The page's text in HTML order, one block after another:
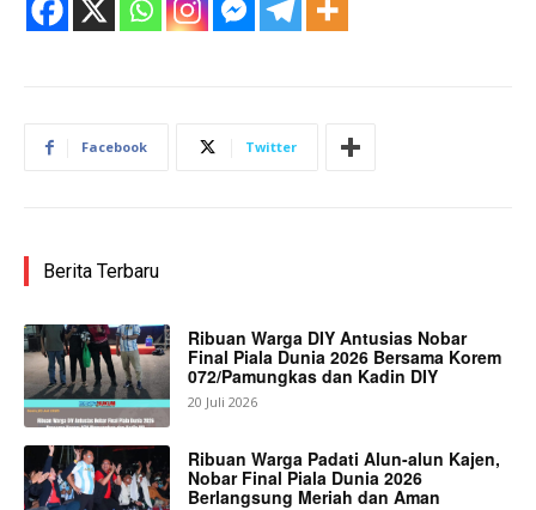
Facebook Twitter
Berita Terbaru
Ribuan Warga DIY Antusias Nobar
Final Piala Dunia 2026 Bersama Korem
072/Pamungkas dan Kadin DIY
20 Juli 2026
Ribuan Warga Padati Alun-alun Kajen,
Nobar Final Piala Dunia 2026
Berlangsung Meriah dan Aman